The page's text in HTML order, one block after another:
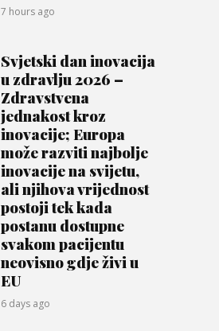
7 hours ago
Svjetski dan inovacija
u zdravlju 2026 –
Zdravstvena
jednakost kroz
inovacije; Europa
može razviti najbolje
inovacije na svijetu,
ali njihova vrijednost
postoji tek kada
postanu dostupne
svakom pacijentu
neovisno gdje živi u
EU
6 days ago